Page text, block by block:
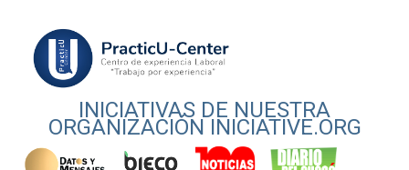
INICIATIVAS DE NUESTRA
ORGANIZACIÓN INICIATIVE.ORG